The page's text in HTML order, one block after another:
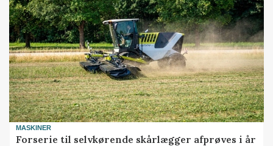
MASKINER
Forserie til selvkørende skårlægger afprøves i år